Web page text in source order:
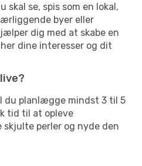
skal se, spis som en lokal,
byer eller
dig med at skabe en
dine interesser og dit
du planlægge mindst 3 til 5
tid til at opleve
perler og nyde den